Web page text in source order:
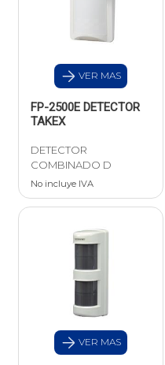
VER MAS
FP-2500E DETECTOR
TAKEX
DETECTOR
COMBINADO D
No incluye IVA
VER MAS